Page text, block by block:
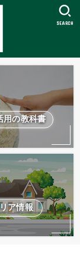
SEARCH
用の教科書
ア情報